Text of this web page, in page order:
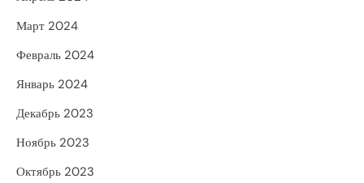
Март 2024
Февраль 2024
Январь 2024
Декабрь 2023
Ноябрь 2023
Октябрь 2023